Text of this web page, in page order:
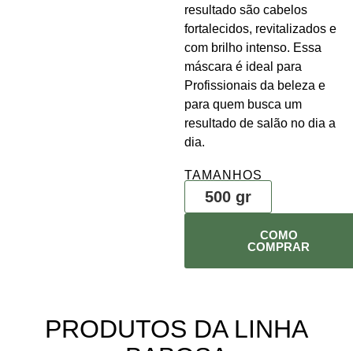
resultado são cabelos
fortalecidos, revitalizados e
com brilho intenso. Essa
máscara é ideal para
Profissionais da beleza e
para quem busca um
resultado de salão no dia a
dia.
TAMANHOS
500 gr
COMO
COMPRAR
PRODUTOS DA LINHA